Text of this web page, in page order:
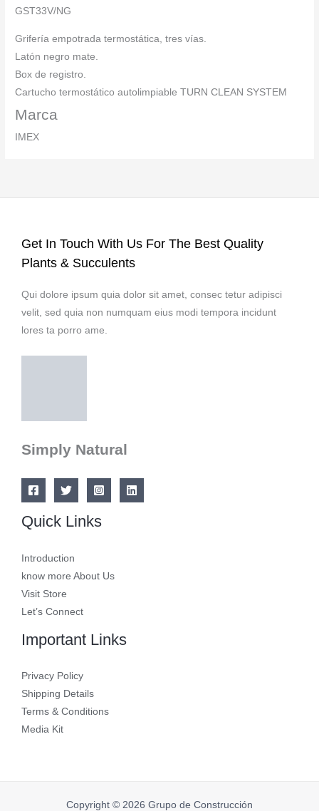
GST33V/NG
Grifería empotrada termostática, tres vías.
Latón negro mate.
Box de registro.
Cartucho termostático autolimpiable TURN CLEAN SYSTEM
Marca
IMEX
Get In Touch With Us For The Best Quality
Plants & Succulents
Qui dolore ipsum quia dolor sit amet, consec tetur adipisci
velit, sed quia non numquam eius modi tempora incidunt
lores ta porro ame.
Simply Natural
Quick Links
Introduction
know more About Us
Visit Store
Let’s Connect
Important Links
Privacy Policy
Shipping Details
Terms & Conditions
Media Kit
Copyright © 2026 Grupo de Construcción